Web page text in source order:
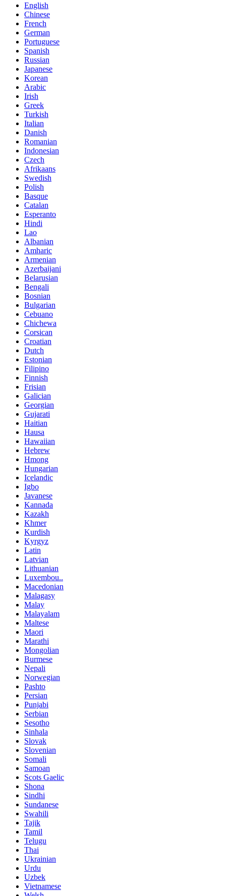
English
Chinese
French
German
Portuguese
Spanish
Russian
Japanese
Korean
Arabic
Irish
Greek
Turkish
Italian
Danish
Romanian
Indonesian
Czech
Afrikaans
Swedish
Polish
Basque
Catalan
Esperanto
Hindi
Lao
Albanian
Amharic
Armenian
Azerbaijani
Belarusian
Bengali
Bosnian
Bulgarian
Cebuano
Chichewa
Corsican
Croatian
Dutch
Estonian
Filipino
Finnish
Frisian
Galician
Georgian
Gujarati
Haitian
Hausa
Hawaiian
Hebrew
Hmong
Hungarian
Icelandic
Igbo
Javanese
Kannada
Kazakh
Khmer
Kurdish
Kyrgyz
Latin
Latvian
Lithuanian
Luxembou..
Macedonian
Malagasy
Malay
Malayalam
Maltese
Maori
Marathi
Mongolian
Burmese
Nepali
Norwegian
Pashto
Persian
Punjabi
Serbian
Sesotho
Sinhala
Slovak
Slovenian
Somali
Samoan
Scots Gaelic
Shona
Sindhi
Sundanese
Swahili
Tajik
Tamil
Telugu
Thai
Ukrainian
Urdu
Uzbek
Vietnamese